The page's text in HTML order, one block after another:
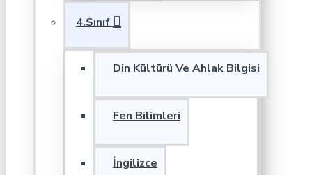
4.Sınıf
Din Kültürü Ve Ahlak Bilgisi
Fen Bilimleri
İngilizce